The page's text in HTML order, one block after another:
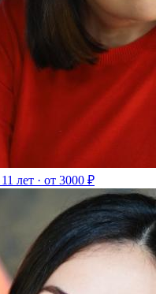
лет · от 3000 ₽